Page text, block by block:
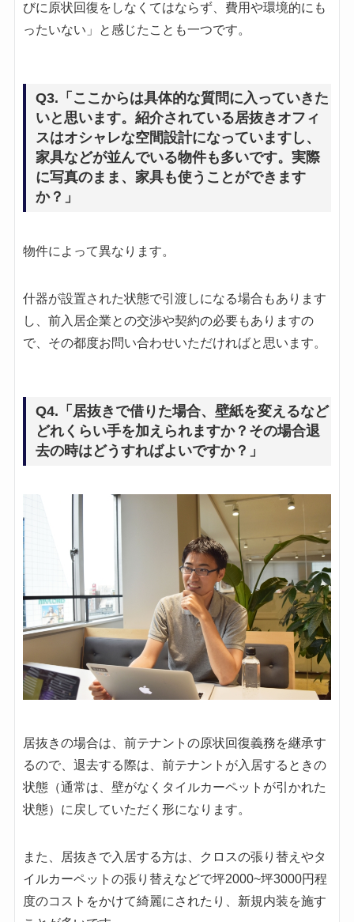
びに原状回復をしなくてはならず、費用や環境的にも
ったいない」と感じたことも一つです。
Q3.「ここからは具体的な質問に入っていきた
いと思います。紹介されている居抜きオフィ
スはオシャレな空間設計になっていますし、
家具などが並んでいる物件も多いです。実際
に写真のまま、家具も使うことができます
か？」
物件によって異なります。
什器が設置された状態で引渡しになる場合もあります
し、前入居企業との交渉や契約の必要もありますの
で、その都度お問い合わせいただければと思います。
Q4.「居抜きで借りた場合、壁紙を変えるなど
どれくらい手を加えられますか？その場合退
去の時はどうすればよいですか？」
居抜きの場合は、前テナントの原状回復義務を継承す
るので、退去する際は、前テナントが入居するときの
状態（通常は、壁がなくタイルカーペットが引かれた
状態）に戻していただく形になります。
また、居抜きで入居する方は、クロスの張り替えやタ
イルカーペットの張り替えなどで坪2000~坪3000円程
度のコストをかけて綺麗にされたり、新規内装を施す